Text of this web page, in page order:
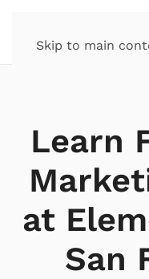
Skip to main
Learn
at
San